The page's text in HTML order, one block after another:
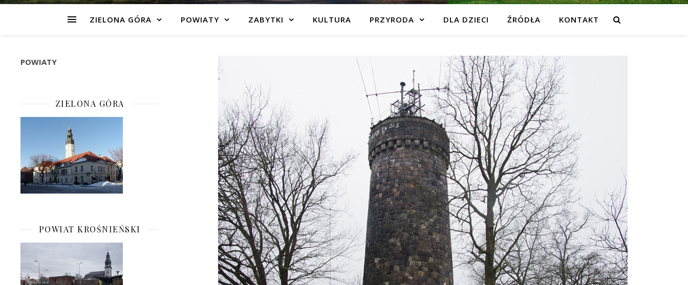
ZIELONA GÓRA POWIATY ZABYTKI KULTURA PRZYRODA DLA DZIECI ŹRÓDŁA KONTAKT
POWIATY
ZIELONA GÓRA
POWIAT KROŚNIEŃSKI